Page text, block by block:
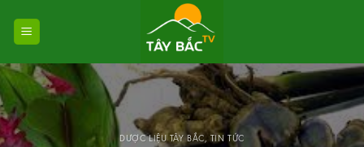
DƯỢC LIỆU TÂY BẮC , TIN TỨC